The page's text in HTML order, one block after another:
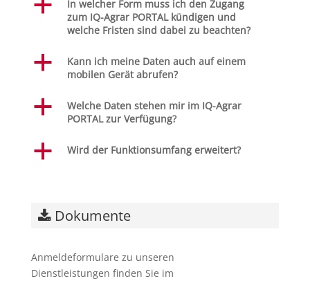
a
In welcher Form muss ich den Zugang
zum IQ-Agrar PORTAL kündigen und
welche Fristen sind dabei zu beachten?
a
Kann ich meine Daten auch auf einem
mobilen Gerät abrufen?
a
Welche Daten stehen mir im IQ-Agrar
PORTAL zur Verfügung?
a Wird der Funktionsumfang erweitert?
Dokumente
Anmeldeformulare zu unseren
Dienstleistungen finden Sie im